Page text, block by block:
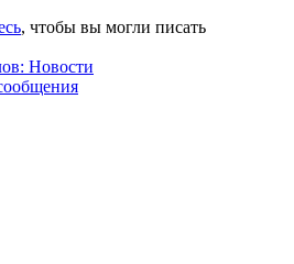
, чтобы вы могли писать
Новости